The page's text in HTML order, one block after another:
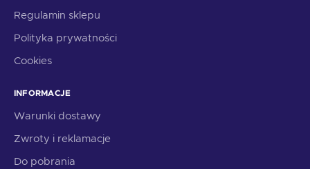
Regulamin sklepu
Polityka prywatności
Cookies
INFORMACJE
Warunki dostawy
Zwroty i reklamacje
Do pobrania